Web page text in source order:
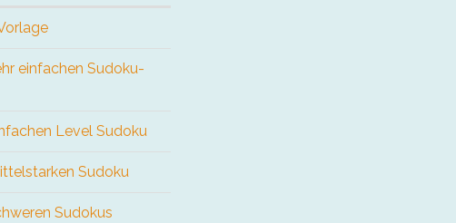
einfachen Sudoku-
Level Sudoku
Sudoku
Sudokus